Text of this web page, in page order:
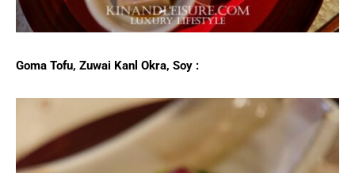
Goma Tofu, Zuwai Kanl Okra, Soy :